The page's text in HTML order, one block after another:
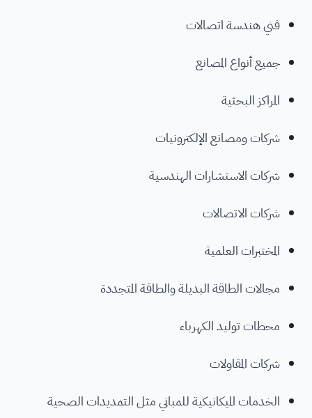
فني هندسة اتصالات
جميع أنواع المصانع
المراكز البحثية
شركات ومصانع الإلكترونيات
شركات الاستشارات الهندسية
شركات الاتصالات
المختبرات العلمية
مجالات الطاقة البديلة والطاقة المتجددة
محطات توليد الكهرباء
شركات المقاولات
الخدمات الميكانيكية للمباني مثل التمديدات الصحية